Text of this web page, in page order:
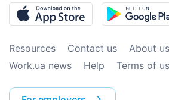
Resources Contact us About us
Work.ua news
Help Terms of